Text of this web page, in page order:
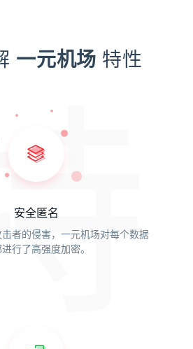
一元机场 特性
安全匿名
者的侵害，一元机场对每个数据
行了高强度加密。